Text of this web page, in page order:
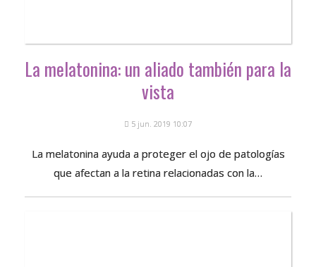
La melatonina: un aliado también para la
vista
5 jun. 2019 10:07
La melatonina ayuda a proteger el ojo de patologías
que afectan a la retina relacionadas con la…